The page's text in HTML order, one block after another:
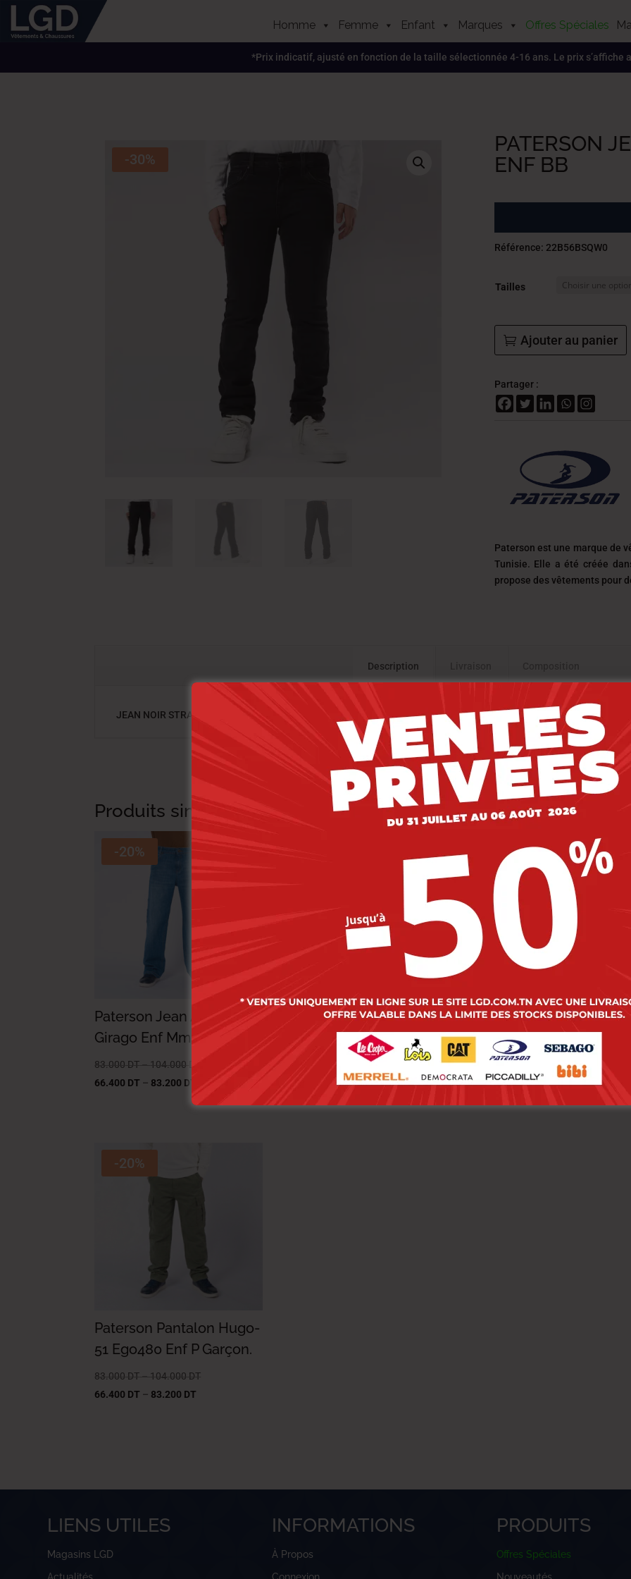
Homme Femme Enfant Marques Offres Spéciales
*Prix indicatif, ajusté en fonction de la taille sélectionnée 4-16 ans. Le prix s’affiche
-30%
PATERSON
ENF BB
Référence: 22B56BSQW0
Tailles
Ajouter au panier
Partager :
Paterson est une marque de
Tunisie. Elle a été créée
propose des vêtements pour
Description
JEAN NOIR STRAIGHT
Produits similaires
-20%
Paterson Jean Arven-01
Girago Enf Mm Garçon
83.000 DT 104.000
66.400 DT – 83.200 DT
Paterson Jean Burkay-01
Ego-4747 Enf Mm Garçon
104.000
66.400
DT–83.200DT
-20%
Paterson Pantalon
20 Ego480 Enf P
104.000 DT
66.400DT–83.200DT
-20%
Paterson Pantalon Hugo-
51 Ego480 Enf P Garçon.
83.000 DT 104.000 DT
66.400 DT – 83.200 DT
LIENS UTILES
Magasins LGD
INFORMATIONS
À Propos
PRODUITS
Offres Spéciales